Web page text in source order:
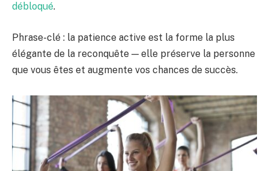
débloqué.
Phrase-clé : la patience active est la forme la plus
élégante de la reconquête — elle préserve la personne
que vous êtes et augmente vos chances de succès.